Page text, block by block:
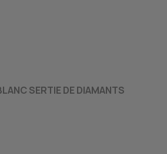
SERTIE DE DIAMANTS